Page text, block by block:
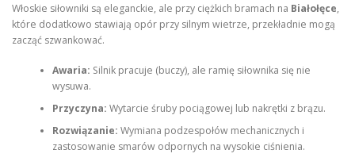
Włoskie siłowniki są eleganckie, ale przy ciężkich bramach na Białołęce,
które dodatkowo stawiają opór przy silnym wietrze, przekładnie mogą
zacząć szwankować.
Awaria: Silnik pracuje (buczy), ale ramię siłownika się nie
wysuwa.
Przyczyna: Wytarcie śruby pociągowej lub nakrętki z brązu.
Rozwiązanie: Wymiana podzespołów mechanicznych i
zastosowanie smarów odpornych na wysokie ciśnienia.